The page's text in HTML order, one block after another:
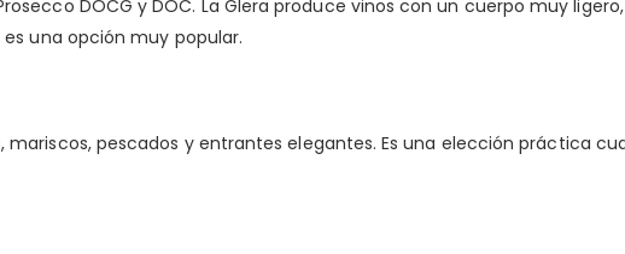
DOCG y DOC. La Glera produce vinos con un cuerpo muy
una opción muy popular.
pescados y entrantes elegantes. Es una elección práctica